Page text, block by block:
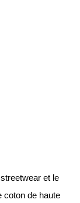
et le
coton de haute